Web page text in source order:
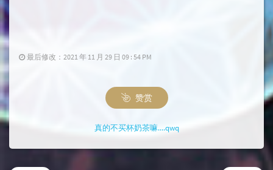
最后修改：2021 年 11 月 29 日 09 : 54 PM
赞赏
真的不买杯奶茶嘛....qwq